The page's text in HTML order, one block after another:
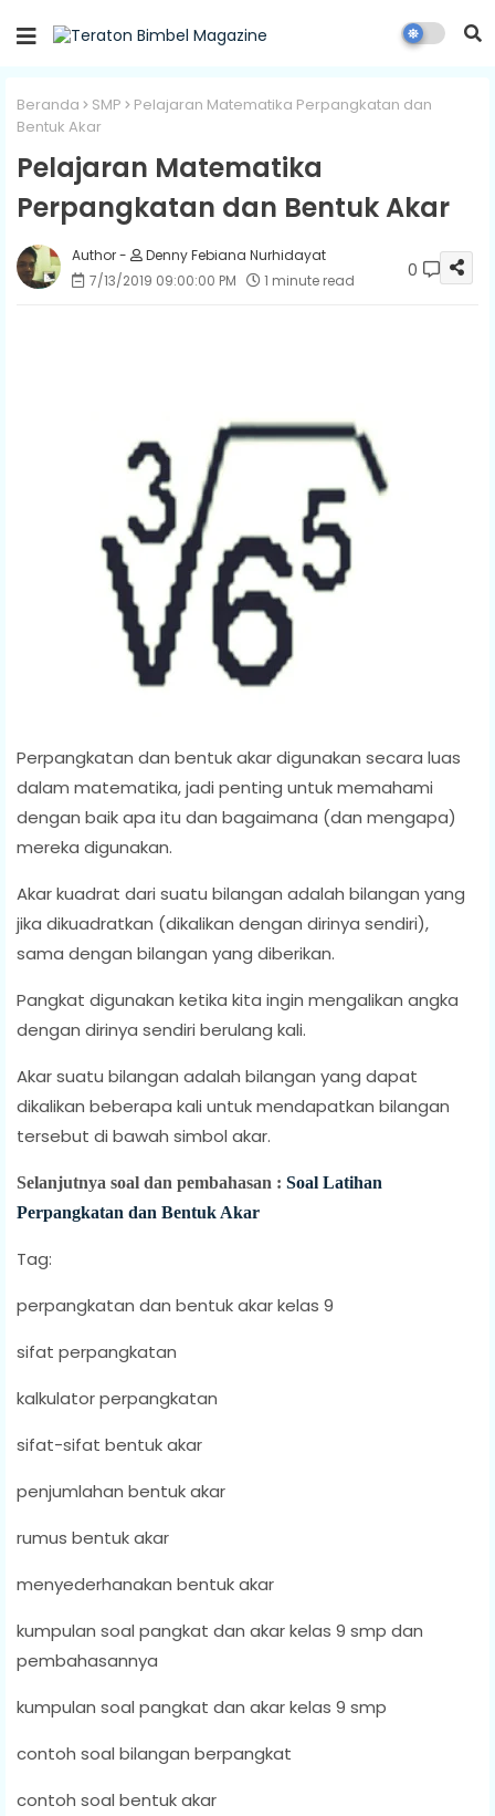
Beranda SMP
Pelajaran Matematika Perpangkatan dan
Bentuk Akar
Pelajaran Matematika
Perpangkatan dan Bentuk Akar
Denny Febiana Nurhidayat
7/13/2019 09:00:00 PM
1 minute read 0
Perpangkatan dan bentuk akar digunakan secara luas
dalam matematika, jadi penting untuk memahami
dengan baik apa itu dan bagaimana (dan mengapa)
mereka digunakan.
Akar kuadrat dari suatu bilangan adalah bilangan yang
jika dikuadratkan (dikalikan dengan dirinya sendiri),
sama dengan bilangan yang diberikan.
Pangkat digunakan ketika kita ingin mengalikan angka
dengan dirinya sendiri berulang kali.
Akar suatu bilangan adalah bilangan yang dapat
dikalikan beberapa kali untuk mendapatkan bilangan
tersebut di bawah simbol akar.
Selanjutnya soal dan pembahasan : Soal Latihan
Perpangkatan dan Bentuk Akar
Tag:
perpangkatan dan bentuk akar kelas 9
sifat perpangkatan
kalkulator perpangkatan
sifat-sifat bentuk akar
penjumlahan bentuk akar
rumus bentuk akar
menyederhanakan bentuk akar
kumpulan soal pangkat dan akar kelas 9 smp dan
pembahasannya
kumpulan soal pangkat dan akar kelas 9 smp
contoh soal bilangan berpangkat
contoh soal bentuk akar